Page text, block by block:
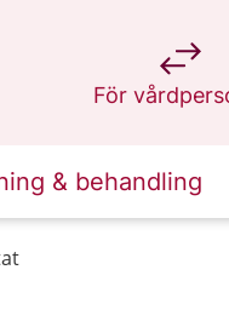
För
på 1177.se
& behandling